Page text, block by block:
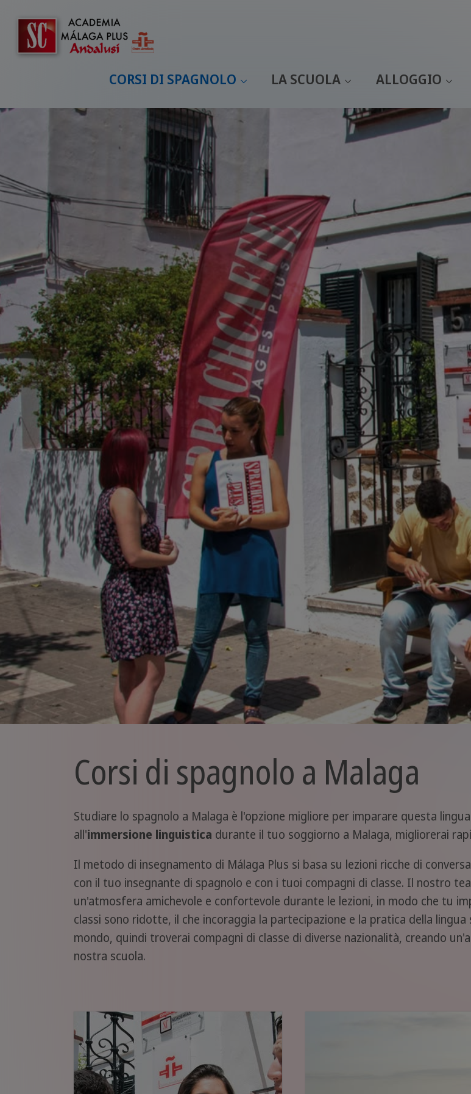
CORSI DI SPAGNOLO LA SCUOLA ALLOGGIO
Corsi di spagnolo a Malaga
Studiare lo spagnolo a Malaga è l'opzione migliore per imparare questa
all'immersione linguistica durante il tuo soggiorno a Malaga, migliorerai
Il metodo di insegnamento di Málaga Plus si basa su lezioni ricche di
con il tuo insegnante di spagnolo e con i tuoi compagni di classe. Il nostro
un'atmosfera amichevole e confortevole durante le lezioni, in modo che tu
classi sono ridotte, il che incoraggia la partecipazione e la pratica della
mondo, quindi troverai compagni di classe di diverse nazionalità, creando
nostra scuola.